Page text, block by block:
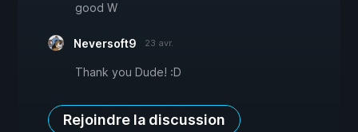
good W
Neversoft9 23 avr.
Thank you Dude! :D
Rejoindre la discussion